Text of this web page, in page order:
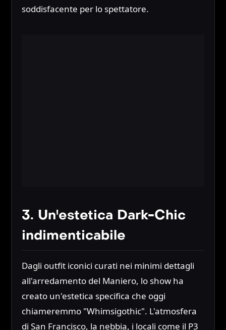
soddisfacente per lo spettatore.
3. Un'estetica Dark-Chic
indimenticabile
Dagli outfit iconici curati nei minimi dettagli
all'arredamento del Maniero, lo show ha
creato un'estetica specifica che oggi
chiameremmo "Whimsigothic". L'atmosfera
di San Francisco, la nebbia, i locali come il P3